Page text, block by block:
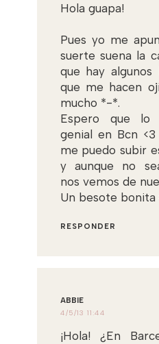
Hola guapa!
Pues yo me
suerte suena la
que hay
que me hacen
mucho *-*.
Espero que lo
genial en Bcn
me puedo subir
y aunque no
nos vemos de
Un besote bonita
RESPONDER
ABBIE
4/5/13 11:44
¡Hola! ¿En